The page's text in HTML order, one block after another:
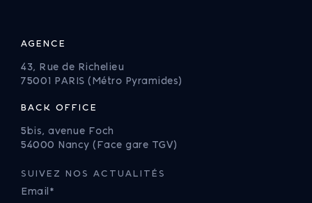
43, Rue de Richelieu
75001 PARIS (Métro Pyramides)
5bis, avenue Foch
54000 Nancy (Face gare TGV)
SUIVEZ NOS ACTUALITÉS
Email*